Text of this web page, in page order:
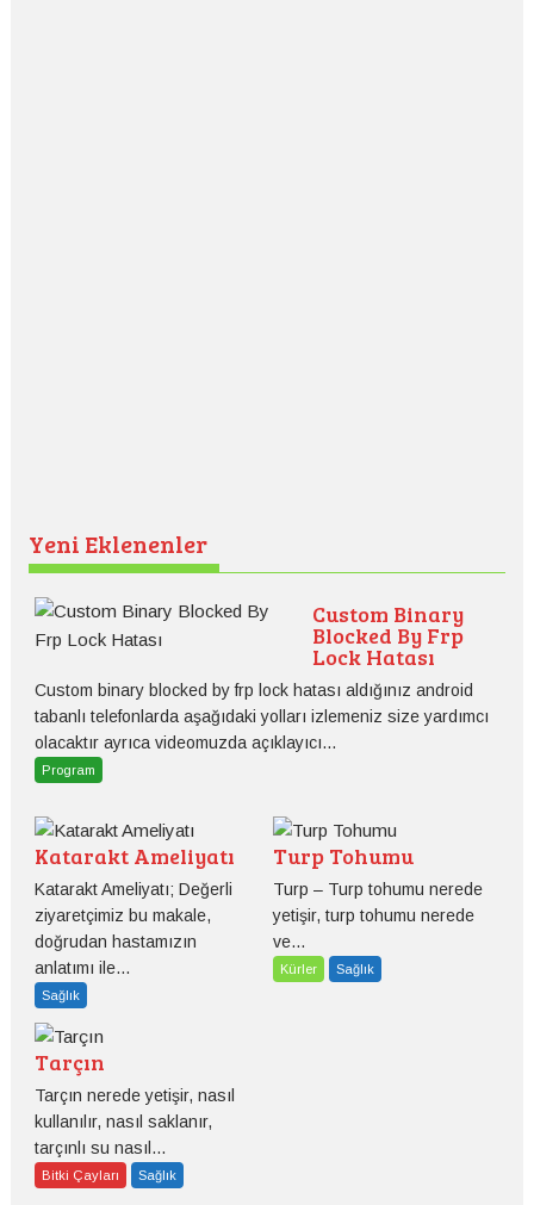
Yeni Eklenenler
Custom Binary
Blocked By Frp
Lock Hatası
Custom binary blocked by frp lock hatası aldığınız android
tabanlı telefonlarda aşağıdaki yolları izlemeniz size yardımcı
olacaktır ayrıca videomuzda açıklayıcı...
Program
Katarakt Ameliyatı
Katarakt Ameliyatı; Değerli
ziyaretçimiz bu makale,
doğrudan hastamızın
anlatımı ile...
Sağlık
Turp Tohumu
Turp – Turp tohumu nerede
yetişir, turp tohumu nerede
ve...
Kürler Sağlık
Tarçın
Tarçın nerede yetişir, nasıl
kullanılır, nasıl saklanır,
tarçınlı su nasıl...
Bitki Çayları Sağlık